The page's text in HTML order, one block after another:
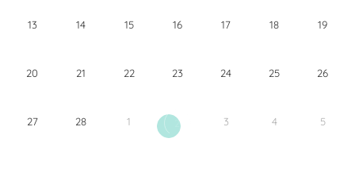
13 14 15 16 17 18 19
20 21 22 23 24 25 26
27 28 1 2 3 4 5